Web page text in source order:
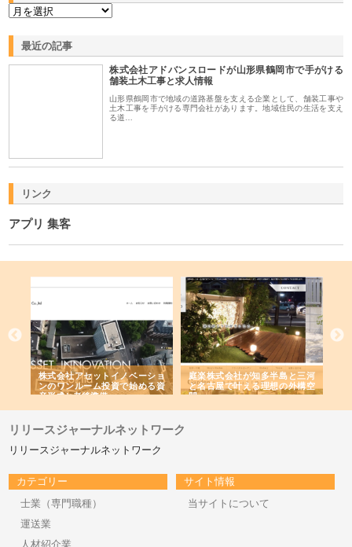
最近の記事
株式会社アドバンスロードが山形県鶴岡市で手がける
舗装土木工事と求人情報
山形県鶴岡市で地域の道路基盤を支える企業として、舗装工事や
土木工事を手がける専門会社があります。地域住民の生活を支え
る道…
リンク
アプリ 集客
株式会社アセットイノベーショ
ンのワンルーム投資で始める資
産形成と老後準備
庭楽株式会社が知多半島と三河
と名古屋で叶える理想の外構空
間
リリースジャーナルネットワーク
リリースジャーナルネットワーク
カテゴリー
士業（専門職種）
運送業
人材紹介業
サイト情報
当サイトについて